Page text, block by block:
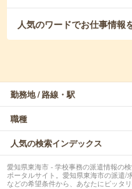
人気のワードでお仕事情報
勤務地 / 路線・駅
職種
人気の検索インデックス
愛知県東海市 - 学校事務の派遣情報の
ポータルサイト。愛知県東海市の派遣/
などの希望条件から、あなたにピッタ